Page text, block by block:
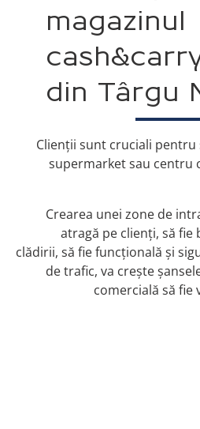
magazinul
din Târgu
Clienții sunt cruciali pentru
supermarket sau centru
Crearea unei zone de
atragă pe clienți, să fie
clădirii, să fie funcțională și
de trafic, va crește
comercială să fie